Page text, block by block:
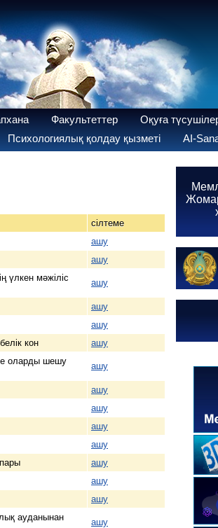
Факультеттер Оқуға
Психологиялық қолдау қызметі AI-
сілтеме
ашу
ашу
үлкен мәжіліс
ашу
ашу
ашу
кон ашу
оларды шешу
ашу
ашу
ашу
ашу
ашу
ашу
ашу
ашу
ауданынан
ашу